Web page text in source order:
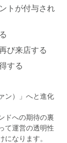
トが付与され
び来店する
する
ン）」へと進化
ドへの期待の裏
て運営の透明性
なります。